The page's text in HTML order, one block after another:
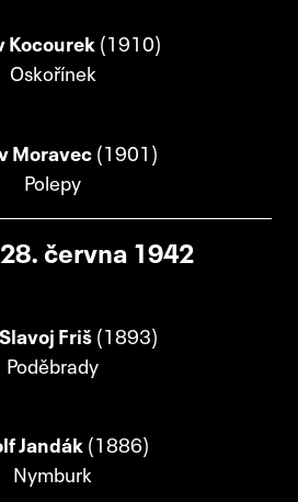
Kocourek (1910)
Oskořínek
Moravec (1901)
Polepy
června 1942
Friš (1893)
Poděbrady
Jandák(1886)
Nymburk